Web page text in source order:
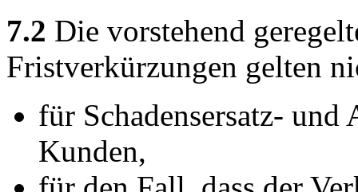
7.2 Die vorstehend
Fristverkürzungen gelten
für Schadensersatz- und
Kunden,